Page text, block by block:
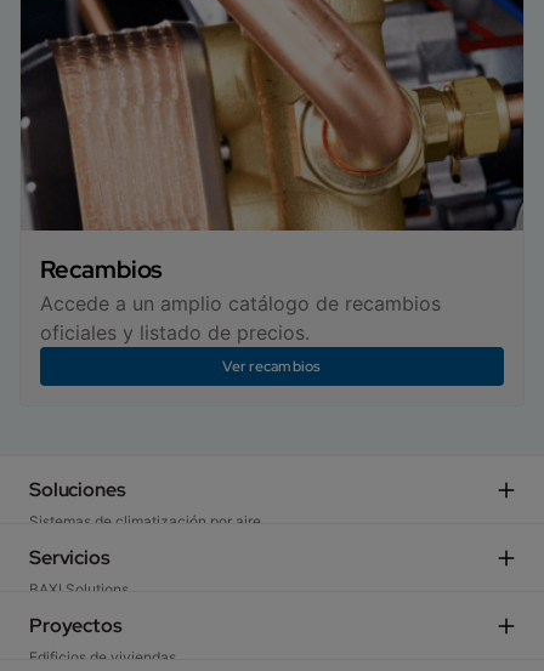
Recambios
Accede a un amplio catálogo de recambios
oficiales y listado de precios.
Ver recambios
Soluciones
Sistemas de climatización por aire
Sistemas para bucle energético
Soluciones hidrónicas
Calidad de aire interior
Servicios
BAXI Solutions
Bloques CAD/BIM
Etiquetas ERP
Proyectos
Edificios de viviendas